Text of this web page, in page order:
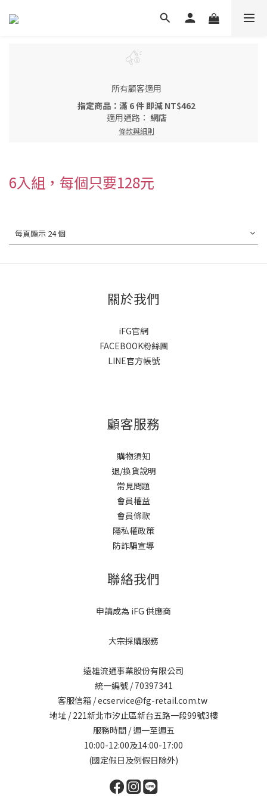
所有顧客適用
指定商品：滿 6 件 即減 NT$462
適用通路： 網店
條款與細則
6入組，每個只要128元
每頁顯示 24 個
關於我們
iFG官網
FACEBOOK粉絲團
LINE官方帳號
顧客服務
購物須知
退/換貨說明
常見問題
會員權益
會員條款
隱私權政策
防詐騙宣導
聯絡我們
申請成為 iFG 供應商
大宗採購服務
遠雄流通事業股份有限公司
統一編號 / 70397341
客服信箱 / ecservice@fg-retail.com.tw
地址 / 221新北市汐止區新台五路一段99號3樓
服務時間 / 週一至週五
10:00-12:00及14:00-17:00
(國定假日及例假日除外)